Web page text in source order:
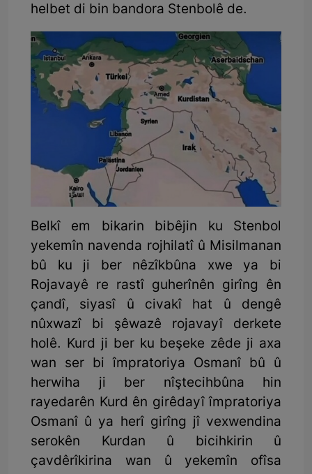
helbet di bin bandora Stenbolê de.
Belkî em bikarin bibêjin ku Stenbol
yekemîn navenda rojhilatî û Misilmanan
bû ku ji ber nêzîkbûna xwe ya bi
Rojavayê re rastî guherînên girîng ên
çandî, siyasî û civakî hat û dengê
nûxwazî bi şêwazê rojavayî derkete
holê. Kurd ji ber ku beşeke zêde ji axa
wan ser bi împratoriya Osmanî bû û
herwiha ji ber nîştecihbûna hin
rayedarên Kurd ên girêdayî împratoriya
Osmanî û ya herî girîng jî vexwendina
serokên Kurdan û bicihkirin û
çavdêrîkirina wan û yekemîn ofîsa